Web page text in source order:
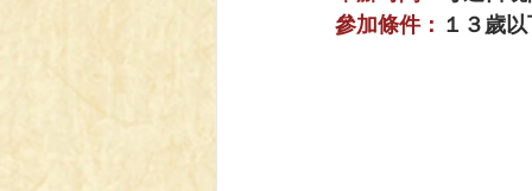
【VIVIDZ】Vividz 【BS】
參加條件： １３歲